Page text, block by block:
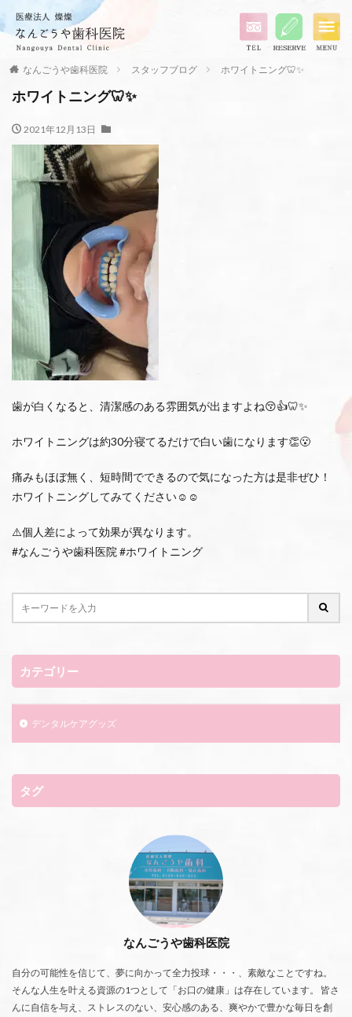
なんごうや歯科医院 スタッフブログ ホワイトニング🦷✨
ホワイトニング🦷✨
2021年12月13日
歯が白くなると、清潔感のある雰囲気が出ますよね😚👍🦷✨
ホワイトニングは約30分寝てるだけで白い歯になります👏😮
痛みもほぼ無く、短時間でできるので気になった方は是非ぜひ！
ホワイトニングしてみてください☺️☺️
⚠️個人差によって効果が異なります。
#なんごうや歯科医院 #ホワイトニング
カテゴリー
デンタルケアグッズ
タグ
なんごうや歯科医院
自分の可能性を信じて、夢に向かって全力投球・・・、素敵なことですね。
そんな人生を叶える資源の1つとして「お口の健康」は存在しています。 皆さ
んに自信を与え、ストレスのない、安心感のある、爽やかで豊かな毎日を創